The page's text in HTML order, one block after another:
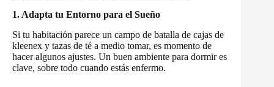
1. Adapta tu Entorno para el Sueño
Si tu habitación parece un campo de batalla de cajas de
kleenex y tazas de té a medio tomar, es momento de
hacer algunos ajustes. Un buen ambiente para dormir es
clave, sobre todo cuando estás enfermo.